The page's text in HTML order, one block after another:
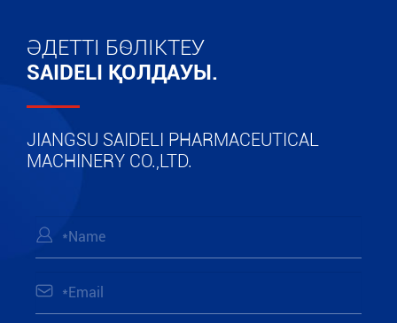
ӘДЕТТІ БӨЛІКТЕУ
SAIDELI ҚОЛДАУЫ.
JIANGSU SAIDELI PHARMACEUTICAL
MACHINERY CO.,LTD.

